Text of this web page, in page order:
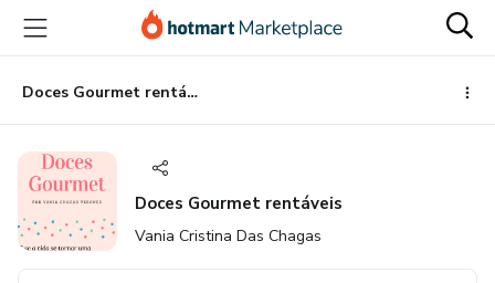
para
conteúdo
principal
para
pagamento
para
rodapé
Doces Gourmet rentáveis
Doces Gourmet rentáveis
Vania Cristina Das Chagas